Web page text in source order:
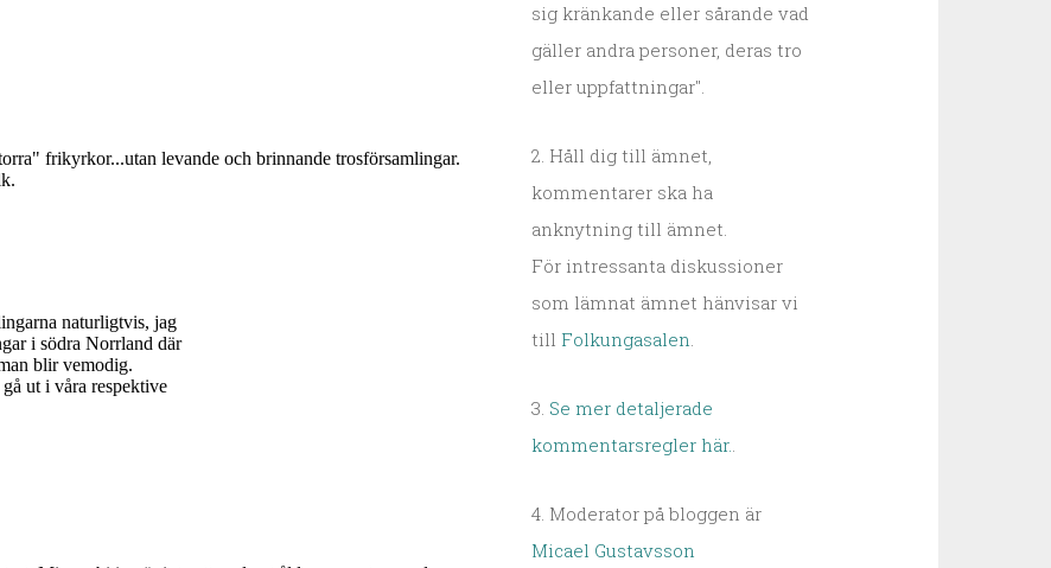
sig kränkande eller sårande vad
gäller andra personer, deras tro
eller uppfattningar".
2. Håll dig till ämnet,
kommentarer ska ha
anknytning till ämnet.
För intressanta diskussioner
som lämnat ämnet hänvisar vi
till Folkungasalen.
3. Se mer detaljerade
kommentarsregler här..
4. Moderator på bloggen är
Micael Gustavsson